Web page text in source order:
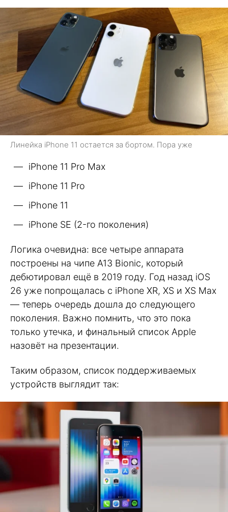
Линейка iPhone 11 остается за бортом. Пора уже
iPhone 11 Pro Max
iPhone 11 Pro
iPhone 11
iPhone SE (2-го поколения)
Логика очевидна: все четыре аппарата
построены на чипе A13 Bionic, который
дебютировал ещё в 2019 году. Год назад iOS
26 уже попрощалась с iPhone XR, XS и XS Max
— теперь очередь дошла до следующего
поколения. Важно помнить, что это пока
только утечка, и финальный список Apple
назовёт на презентации.
Таким образом, список поддерживаемых
устройств выглядит так: